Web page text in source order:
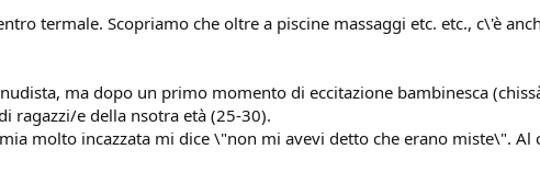
termale. Scopriamo che oltre a piscine massaggi etc. etc., c\'è
ma dopo un primo momento di eccitazione bambinesca
ragazzi/e della nsotra età (25-30).
molto incazzata mi dice \"non mi avevi detto che erano miste\".